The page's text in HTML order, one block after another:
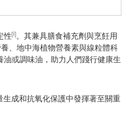
性[i]。其兼具膳食補充劑與烹飪用
、地中海植物營養素與線粒體科
油或調味油，助力人們踐行健康生
成和抗氧化保護中發揮著至關重